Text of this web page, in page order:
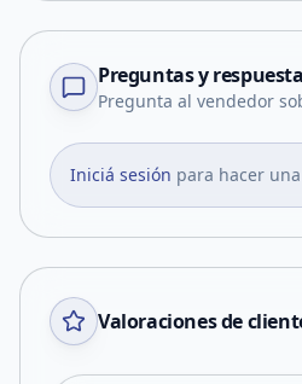
Preguntas y
Pregunta al vendedor
Iniciá sesión para hacer
Valoraciones de